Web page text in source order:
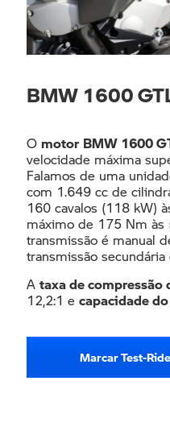
BMW 1600
O motor BMW 1600
velocidade máxima
Falamos de uma
com 1.649 cc de
160 cavalos (118 kW)
máximo de 175 Nm às
transmissão é manual
transmissão
A taxa de compressão
12,2:1 e capacidade
Marcar Test-Ride